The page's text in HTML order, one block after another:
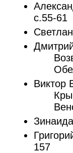
с.55-61
Виктор
157